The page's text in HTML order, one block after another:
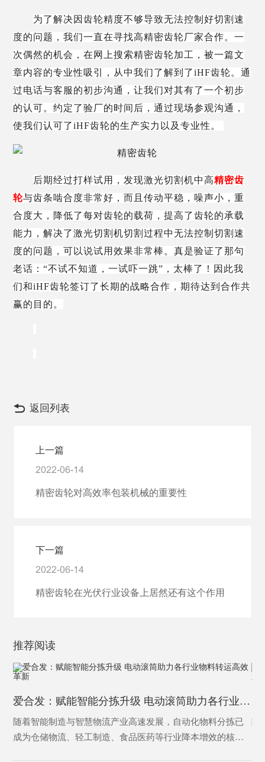
为了解决因齿轮精度不够导致无法控制好切割速
度的问题，我们一直在寻找高精密齿轮厂家合作。一
次偶然的机会，在网上搜索精密齿轮加工，被一篇文
章内容的专业性吸引，从中我们了解到了iHF齿轮。通
过电话与客服的初步沟通，让我们对其有了一个初步
的认可。约定了验厂的时间后，通过现场参观沟通，
使我们认可了iHF齿轮的生产实力以及专业性。
后期经过打样试用，发现激光切割机中高精密齿
轮与齿条啮合度非常好，而且传动平稳，噪声小，重
合度大，降低了每对齿轮的载荷，提高了齿轮的承载
能力，解决了激光切割机切割过程中无法控制切割速
度的问题，可以说试用效果非常棒。真是验证了那句
老话：“不试不知道，一试吓一跳”，太棒了！因此我
们和iHF齿轮签订了长期的战略合作，期待达到合作共
赢的目的。
返回列表
上一篇
2022-06-14
精密齿轮对高效率包装机械的重要性
下一篇
2022-06-14
精密齿轮在光伏行业设备上居然还有这个作用
推荐阅读
爱合发：赋能智能分拣升级 电动滚筒助力各行业物料转运高效革新
随着智能制造与智慧物流产业高速发展，自动化物料分拣已
成为仓储物流、轻工制造、食品医药等行业降本增效的核心